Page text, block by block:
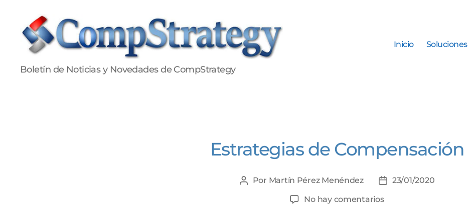
Publicaciones
CompStrategy
Boletín de Noticias y Novedades de CompStrategy
Inicio Soluciones
Estrategias de Compensación
Autor
Por Martín Pérez Menéndez
Fecha
la
23/01/2020
No hay comentariosen